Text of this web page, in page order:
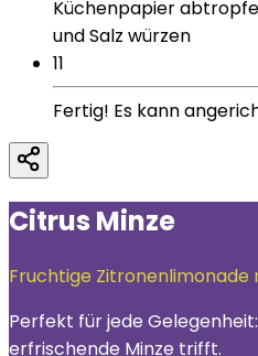
Küchenpapier
und Salz würzen
11
Fertig! Es kann
Citrus Minze
Fruchtige Zitronenlimonade
Perfekt für jede
erfrischende Minze trifft.